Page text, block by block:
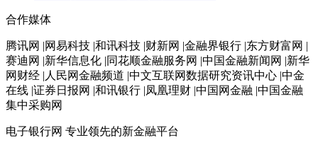
合作媒体
腾讯网 |网易科技 |和讯科技 |财新网 |金融界银行 |东方财富网 |
赛迪网 |新华信息化 |同花顺金融服务网 |中国金融新闻网 |新华
网财经 |人民网金融频道 |中文互联网数据研究资讯中心 |中金
在线 |证券日报网 |和讯银行 |凤凰理财 |中国网金融 |中国金融
集中采购网
电子银行网 专业领先的新金融平台